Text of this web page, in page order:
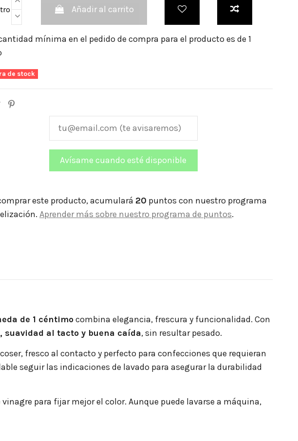
Añadir al carrito
mínima en el pedido de compra para el producto es de 1
de stock
este producto, acumulará 20 puntos con nuestro programa
Aprender más sobre nuestro programa de puntos.
de 1 céntimocombina elegancia, frescura y funcionalidad. Con
suavidad al tacto y buena caída, sin resultar pesado.
fresco al contacto y perfecto para confecciones que requieran
seguir las indicaciones de lavado para asegurar la durabilidad
para fijar mejor el color. Aunque puede lavarse a máquina,